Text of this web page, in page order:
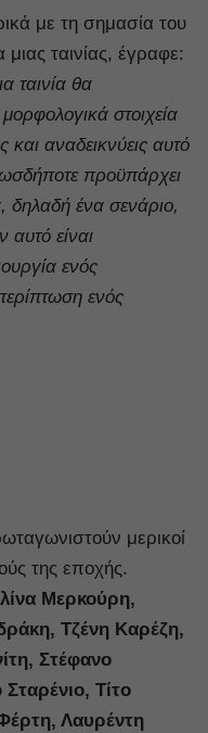
με τη σημασία του
ταινίας, έγραφε:
ταινία θα
στοιχεία
και αναδεικνύεις αυτό
προϋπάρχει
ένα σενάριο,
είναι
ενός
ενός
μερικοί
της εποχής.
Μερκούρη,
Τζένη Καρέζη,
Στέφανο
Τίτο
Λαυρέντη